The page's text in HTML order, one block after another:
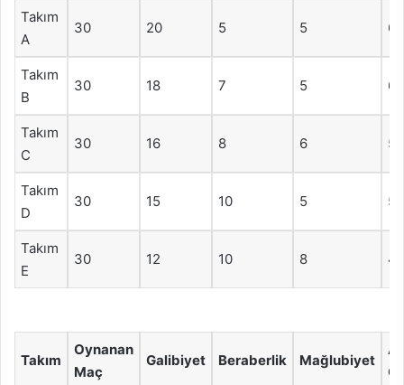
Takım
A
30 20 5 5 65
Takım
B
30 18 7 5 60
Takım
C
30 16 8 6 55
Takım
D
30 15 10 5 50
Takım
E
30 12 10 8 45
Takım
Oynanan
Maç
Galibiyet Beraberlik Mağlubiyet